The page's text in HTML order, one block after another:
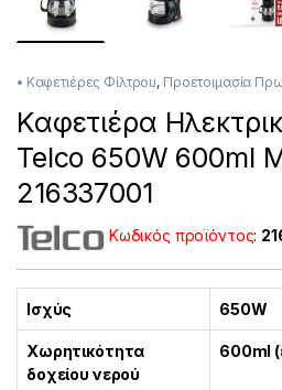
• Καφετιέρες Φίλτρου, Προετοιμασία
Καφετιέρα
Telco 650W 600ml
216337001
Κωδικός προϊόντος:
Ισχύς 650W
Χωρητικότητα
δοχείου νερού
600ml